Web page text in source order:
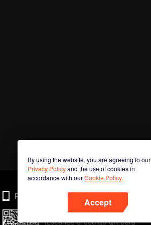
By using the website, you are agreeing to our
Privacy Policyand the use of cookies in
accordance with ourCookie Policy.
Accept
Phone
¡Escanee el código QR para